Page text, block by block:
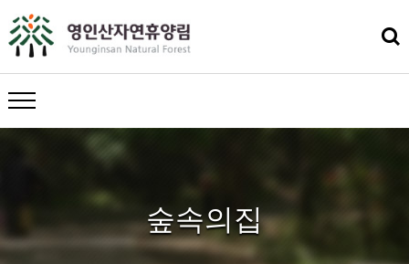
메뉴 열기
숲속의집